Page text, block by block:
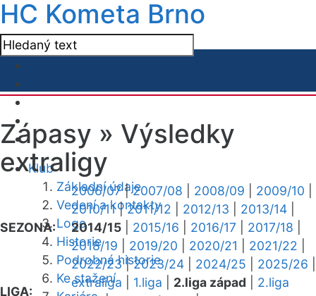
HC Kometa Brno
Klub
Základní údaje
Vedení a kontakty
Logo
Historie
Podrobná historie
Ke stažení
Zápasy » Výsledky
extraligy
SEZONA:
2006/07|2007/08 2008/09 2009/10
2010/11|2011/12 2012/13 2013/14
2014/15
2015/16 2016/17 2017/18
2018/19
2019/20 2020/21 2021/22
2022/23|2023/24 2024/25 2025/26
LIGA:
extraliga 1.liga 2.liga západ
2.liga